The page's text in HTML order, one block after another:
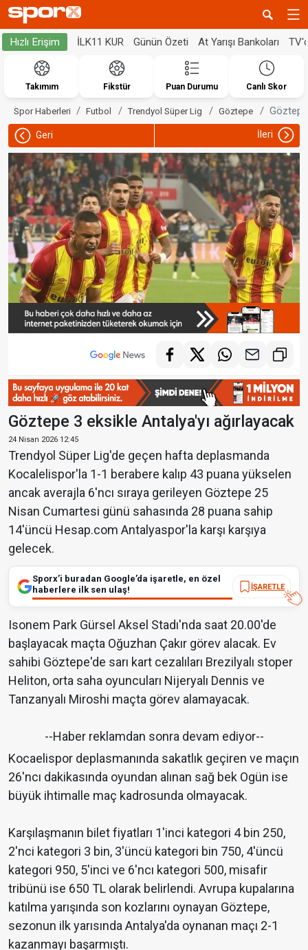
Hızlı Erişim İLK11 KUR Günün Özeti At Yarışı Bankoları
Takımım Fikstür Puan Durumu Canlı Skor
Spor Haberleri Futbol Trendyol Süper Lig Göztepe
Geri İleri
Göztepe 3 eksikle Antalya'yı ağırlayacak
24 Nisan 2026 12:45
Trendyol Süper Lig'de geçen hafta deplasmanda
Kocalelispor'la 1-1 berabere kalıp 43 puana yükselen
ancak averajla 6'ncı sıraya gerileyen Göztepe 25
Nisan Cumartesi günü sahasında 28 puana sahip
14'üncü Hesap.com Antalyaspor'la karşı karşıya
gelecek.
Sporx’i buradan Google’da işaretle, en özel
haberlere ilk sen ulaş!
İŞARETLE
Isonem Park Gürsel Aksel Stadı'nda saat 20.00'de
başlayacak maçta Oğuzhan Çakır görev alacak. Ev
sahibi Göztepe'de sarı kart cezalıları Brezilyalı stoper
Heliton, orta saha oyuncuları Nijeryalı Dennis ve
Tanzanyalı Miroshi maçta görev alamayacak.
--Haber reklamdan sonra devam ediyor--
Kocaelispor deplasmanında sakatlık geçiren ve maçın
26'ncı dakikasında oyundan alınan sağ bek Ogün ise
büyük ihtimalle maç kadrosunda olmayacak.
Karşılaşmanın bilet fiyatları 1'inci kategori 4 bin 250,
2'nci kategori 3 bin, 3'üncü kategori bin 750, 4'üncü
kategori 950, 5'inci ve 6'ncı kategori 500, misafir
tribünü ise 650 TL olarak belirlendi. Avrupa kupalarına
katılma yarışında son kozlarını oynayan Göztepe,
sezonun ilk yarısında Antalya'da oynanan maçı 2-1
kazanmayı başarmıştı.